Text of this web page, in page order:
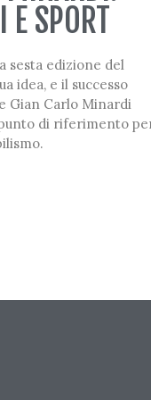
SPORT
sesta edizione del
idea, e il successo
Gian Carlo Minardi
di riferimento